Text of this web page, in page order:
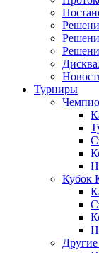
Турниры
Кубок